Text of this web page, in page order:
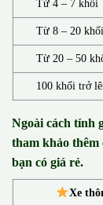
Từ 4 – 7 khối
Từ 8 – 20 khối
Từ 20 – 50
100 khối trở
Ngoài cách tính
tham khảo thêm
bạn có giá rẻ.
Xe